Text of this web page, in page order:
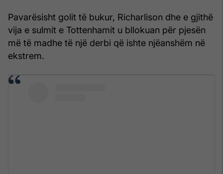
Pavarësisht golit të bukur, Richarlison dhe e gjithë
vija e sulmit e Tottenhamit u bllokuan për pjesën
më të madhe të një derbi që ishte njëanshëm në
ekstrem.